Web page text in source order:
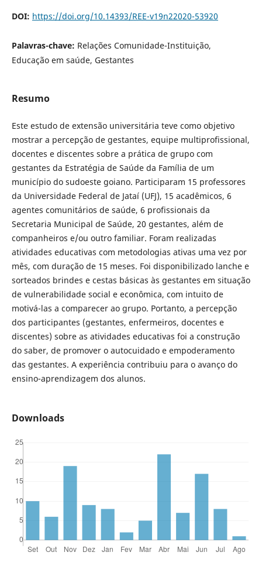
DOI: https://doi.org/10.14393/REE-v19n22020-53920
Palavras-chave: Relações Comunidade-Instituição,
Educação em saúde, Gestantes
Resumo
Este estudo de extensão universitária teve como objetivo
mostrar a percepção de gestantes, equipe multiprofissional,
docentes e discentes sobre a prática de grupo com
gestantes da Estratégia de Saúde da Família de um
município do sudoeste goiano. Participaram 15 professores
da Universidade Federal de Jataí (UFJ), 15 acadêmicos, 6
agentes comunitários de saúde, 6 profissionais da
Secretaria Municipal de Saúde, 20 gestantes, além de
companheiros e/ou outro familiar. Foram realizadas
atividades educativas com metodologias ativas uma vez por
mês, com duração de 15 meses. Foi disponibilizado lanche e
sorteados brindes e cestas básicas às gestantes em situação
de vulnerabilidade social e econômica, com intuito de
motivá-las a comparecer ao grupo. Portanto, a percepção
dos participantes (gestantes, enfermeiros, docentes e
discentes) sobre as atividades educativas foi a construção
do saber, de promover o autocuidado e empoderamento
das gestantes. A experiência contribuiu para o avanço do
ensino-aprendizagem dos alunos.
Downloads